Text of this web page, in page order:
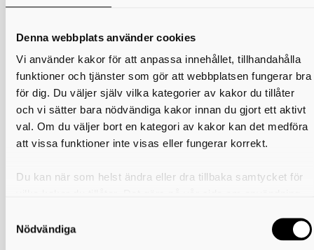
Denna webbplats använder cookies
Vi använder kakor för att anpassa innehållet, tillhandahålla
funktioner och tjänster som gör att webbplatsen fungerar bra
för dig. Du väljer själv vilka kategorier av kakor du tillåter
och vi sätter bara nödvändiga kakor innan du gjort ett aktivt
val. Om du väljer bort en kategori av kakor kan det medföra
att vissa funktioner inte visas eller fungerar korrekt.
Du kan när som helst ändra eller dra tillbaka samtycket för
Nödvändiga
Ort
Epost Telefon
Skriv ut